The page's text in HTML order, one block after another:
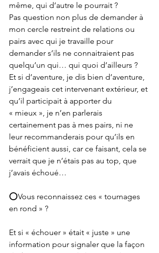
même, qui d’autre le pourrait ?
Pas question non plus de demander à
mon cercle restreint de relations ou
pairs avec qui je travaille pour
demander s’ils ne connaitraient pas
quelqu’un qui… qui quoi d’ailleurs ?
Et si d’aventure, je dis bien d’aventure,
j’engageais cet intervenant extérieur, et
qu’il participait à apporter du
« mieux », je n’en parlerais
certainement pas à mes pairs, ni ne
leur recommanderais pour qu’ils en
bénéficient aussi, car ce faisant, cela se
verrait que je n’étais pas au top, que
j’avais échoué…
⭕Vous reconnaissez ces « tournages
en rond » ?
Et si « échouer » était « juste » une
information pour signaler que la façon